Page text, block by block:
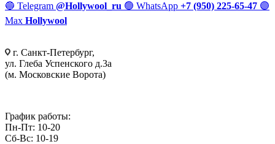
🔵 Telegram @Hollywool_ru 🟢 WhatsApp +7 (950) 225-65-47 🟣
Max Hollywool
г. Санкт-Петербург,
ул. Глеба Успенского д.3а
(м. Московские Ворота)
График работы:
Пн-Пт: 10-20
Сб-Вс: 10-19